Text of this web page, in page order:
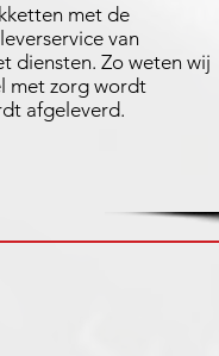
met de
van
diensten. Zo weten wij
met zorg wordt
afgeleverd.